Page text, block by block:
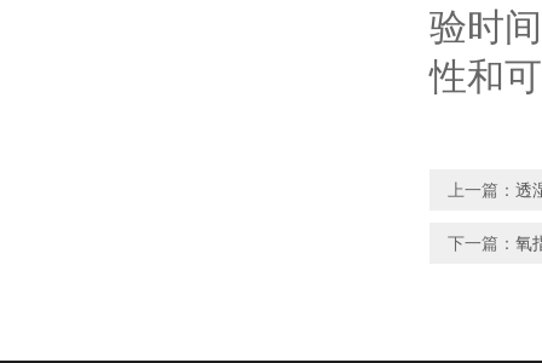
验时
性和
上一篇： 透
下一篇： 氧